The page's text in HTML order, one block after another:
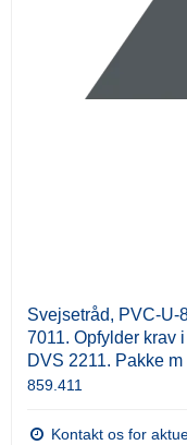
Svejsetråd, PVC-U-
7011. Opfylder krav
DVS 2211. Pakke m
859.411
Kontakt os for